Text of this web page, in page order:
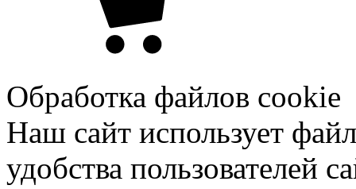
Обработка файлов cookie
Наш сайт использует
удобства пользователей